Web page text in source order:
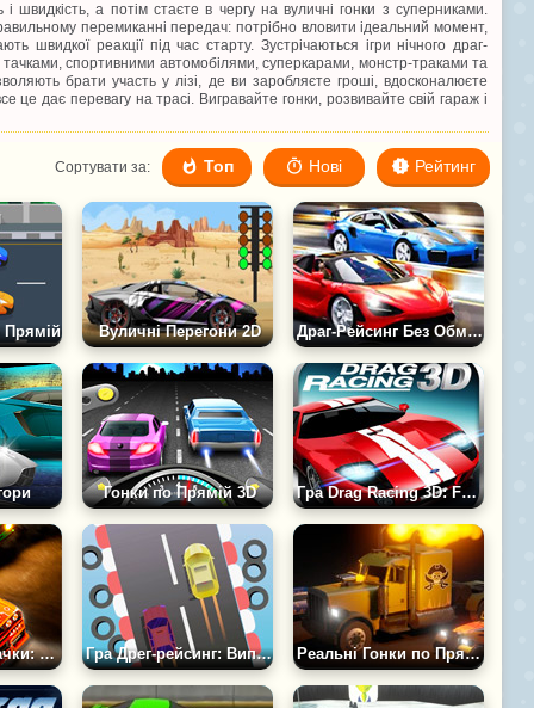
швидкість, а потім стаєте в чергу на вуличні гонки з суперниками.
перемиканні передач: потрібно вловити ідеальний момент,
швидкої реакції під час старту. Зустрічаються ігри нічного драг-
тачками, спортивними автомобілями, суперкарами, монстр-траками та
брати участь у лізі, де ви заробляєте гроші, вдосконалюєте
дає перевагу на трасі. Вигравайте гонки, розвивайте свій гараж і
Сортувати за: Топ Нові Рейтинг
Прямій Вуличні Перегони 2D Драг-Рейсинг Без Обмежень
Гонки по Прямій 3D Гра Drag Racing 3D: Ford Mustang
Гра Російські Тачки: Драг Рейсинг Гра Дрег-рейсинг: Випробування Реальні Гонки по Прямій